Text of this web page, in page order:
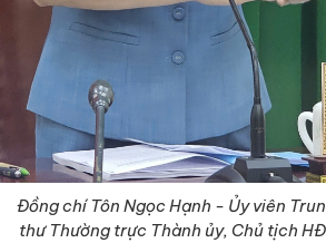
Đồng chí Tôn Ngọc Hạnh - Ủy viên
thư Thường trực Thành ủy, Chủ tịch